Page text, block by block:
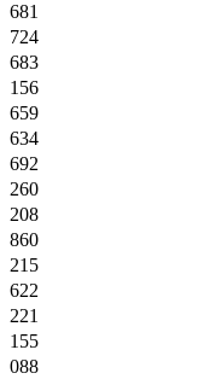
681
724
683
156
659
634
692
260
208
860
215
622
221
155
088